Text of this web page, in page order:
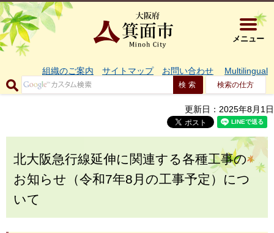
大阪府箕
メニュー
組織のご案内 サイトマップ お問い合わせ Multilingual
検索の仕方
更新日：2025年8月1日
北大阪急行線延伸に関連する各種工事の
お知らせ（令和7年8月の工事予定）につ
いて